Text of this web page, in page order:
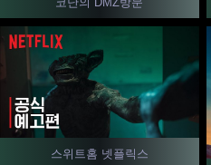
스위트홈 넷플릭스